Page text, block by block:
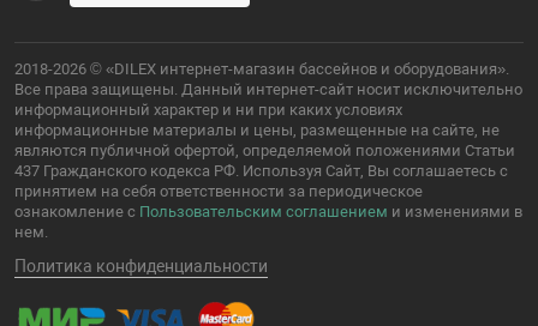
2018-2026 © «DILEX интернет-магазин бассейнов и оборудования».
Все права защищены. Данный интернет-сайт носит исключительно
информационный характер и ни при каких условиях
информационные материалы и цены, размещенные на сайте, не
являются публичной офертой, определяемой положениями Статьи
437 Гражданского кодекса РФ. Используя Сайт, Вы соглашаетесь с
принятием на себя ответственности за периодическое
ознакомление с Пользовательским соглашением и изменениями в
нем.
Политика конфиденциальности